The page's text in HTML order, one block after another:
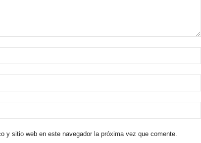
y sitio web en este navegador la próxima vez que comente.